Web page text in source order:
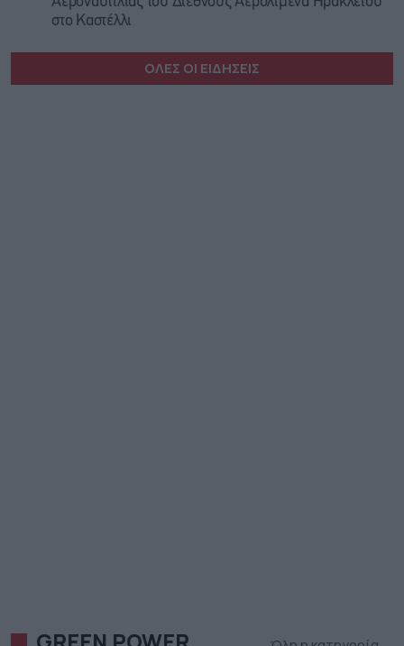
στο Καστέλλι
ΟΛΕΣ ΟΙ ΕΙΔΗΣΕΙΣ